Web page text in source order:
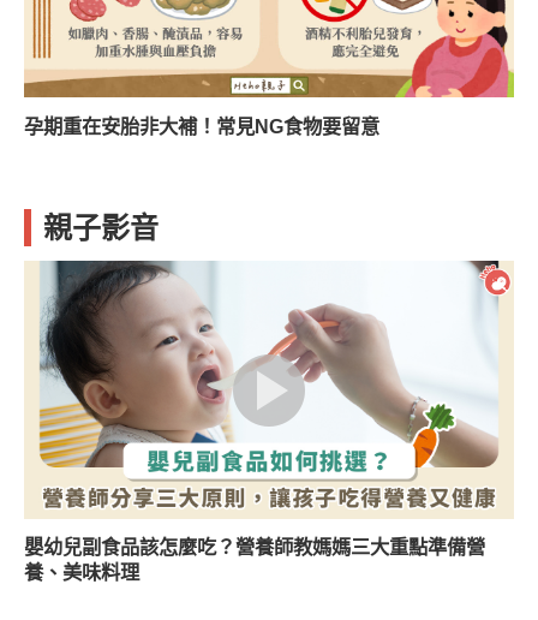
孕期重在安胎非大補！常見NG食物要留意
親子影音
嬰幼兒副食品該怎麼吃？營養師教媽媽三大重點準備營
養、美味料理